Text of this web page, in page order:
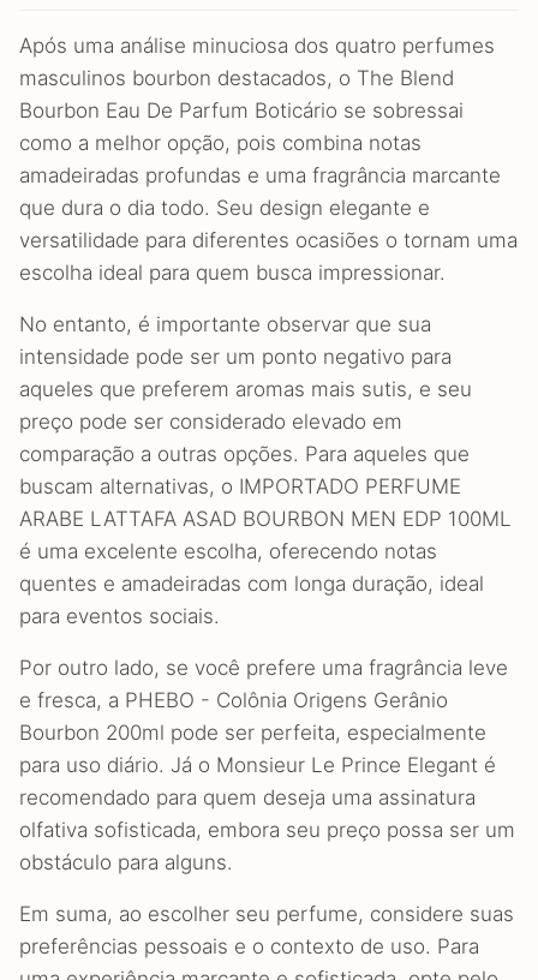
Após uma análise minuciosa dos quatro perfumes
masculinos bourbon destacados, o The Blend
Bourbon Eau De Parfum Boticário se sobressai
como a melhor opção, pois combina notas
amadeiradas profundas e uma fragrância marcante
que dura o dia todo. Seu design elegante e
versatilidade para diferentes ocasiões o tornam uma
escolha ideal para quem busca impressionar.
No entanto, é importante observar que sua
intensidade pode ser um ponto negativo para
aqueles que preferem aromas mais sutis, e seu
preço pode ser considerado elevado em
comparação a outras opções. Para aqueles que
buscam alternativas, o IMPORTADO PERFUME
ARABE LATTAFA ASAD BOURBON MEN EDP 100ML
é uma excelente escolha, oferecendo notas
quentes e amadeiradas com longa duração, ideal
para eventos sociais.
Por outro lado, se você prefere uma fragrância leve
e fresca, a PHEBO - Colônia Origens Gerânio
Bourbon 200ml pode ser perfeita, especialmente
para uso diário. Já o Monsieur Le Prince Elegant é
recomendado para quem deseja uma assinatura
olfativa sofisticada, embora seu preço possa ser um
obstáculo para alguns.
Em suma, ao escolher seu perfume, considere suas
preferências pessoais e o contexto de uso. Para